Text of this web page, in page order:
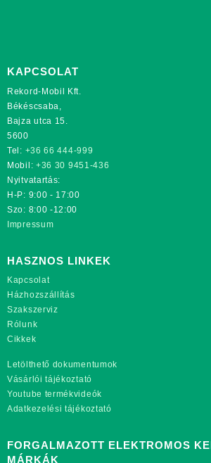
KAPCSOLAT
Rekord-Mobil Kft.
Békéscsaba,
Bajza utca 15.
5600
Tel: +36 66 444-999
Mobil: +36 30 9451-436
Nyitvatartás:
H-P: 9:00 - 17:00
Szo: 8:00 -12:00
Impressum
HASZNOS LINKEK
Kapcsolat
Házhozszállítás
Szakszerviz
Rólunk
Cikkek
Letölthető dokumentumok
Vásárlói tájékoztató
Youtube termékvideók
Adatkezelési tájékoztató
FORGALMAZOTT ELEKTROMOS
MÁRKÁK